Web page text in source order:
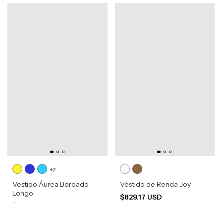
+7
Vestido Áurea Bordado
Longo
Vestido de Renda Joy
$829.17 USD